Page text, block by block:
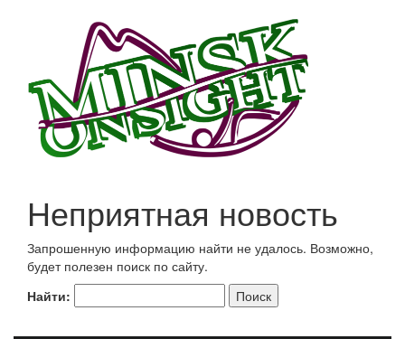
Неприятная новость
Запрошенную информацию найти не удалось. Возможно,
будет полезен поиск по сайту.
Найти: